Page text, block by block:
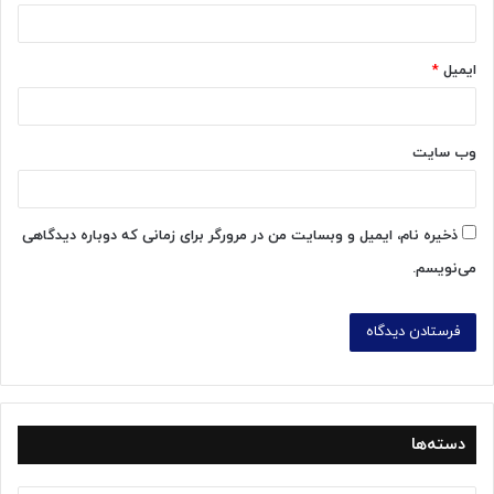
ایمیل *
وب‌ سایت
ذخیره نام، ایمیل و وبسایت من در مرورگر برای زمانی که دوباره دیدگاهی
می‌نویسم.
دسته‌ها